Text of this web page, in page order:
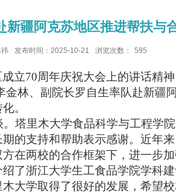
新疆阿克苏地区推进帮扶与
发布时间：2025-10-21 浏览次数： 595
立70周年庆祝大会上的讲话精
金林、副院长罗自生率队赴新疆
。
塔里木大学食品科学与工程学
的支持和帮助表示感谢。近年
在两校的合作框架下，进一步
了浙江大学生工食品学院学科
大学取得了很好的发展，希望